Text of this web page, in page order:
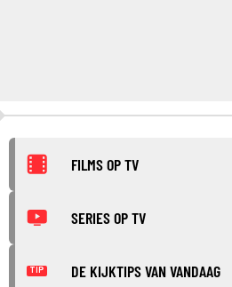
FILMS OP TV
SERIES OP TV
TIP DE KIJKTIPS VAN VANDAAG